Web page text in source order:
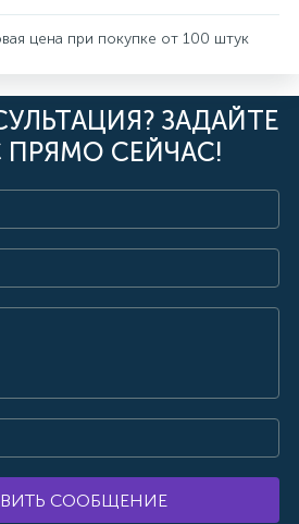
цена при покупке от 100 штук
ЗАДАЙТЕ
СЕЙЧАС!
СООБЩЕНИЕ